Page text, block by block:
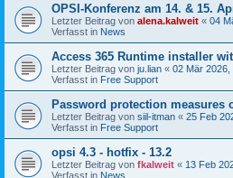
OPSI-Konferenz am 14. & 15.
Letzter Beitrag von alena.kalweit « 04
Verfasst in News
Access 365 Runtime installer
Letzter Beitrag von ju.lian « 02 Mär 2026,
Verfasst in Free Support
Password protection measures
Letzter Beitrag von siil-itman « 25 Feb
Verfasst in Free Support
opsi 4.3 - hotfix - 13.2
Letzter Beitrag von fkalweit « 13 Feb
Verfasst in News